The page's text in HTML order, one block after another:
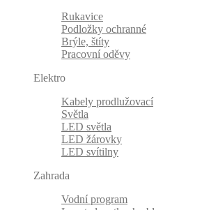
Rukavice
Podložky ochranné
Brýle, štíty
Pracovní oděvy
Elektro
Kabely prodlužovací
Světla
LED světla
LED žárovky
LED svítilny
Zahrada
Vodní program